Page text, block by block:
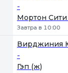
-
Мортон
Завтра в 10:00
Вирджиния
-
Гэп (ж)